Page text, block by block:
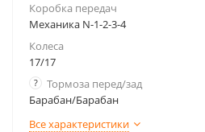
Коробка передач
Механика N-1-2-3-4
Колеса
17/17
?
Тормоза перед/зад
Барабан/Барабан
Все характеристики